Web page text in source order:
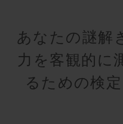
あなたの謎解
力を客観的に
るための検定